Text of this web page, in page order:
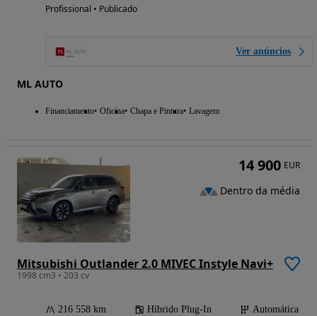
Profissional • Publicado
Ver anúncios
ML AUTO
Financiamento Oficina Chapa e Pintura Lavagem
Mitsubishi Outlander 2.0 MIVEC Instyle Navi+
1998 cm3 • 203 cv
216 558 km Híbrido Plug-In
Automática
14 900 EUR
Dentro da média